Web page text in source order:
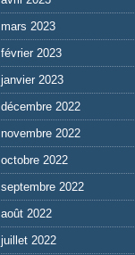
mars 2023
février 2023
janvier 2023
décembre 2022
novembre 2022
octobre 2022
septembre 2022
août 2022
juillet 2022